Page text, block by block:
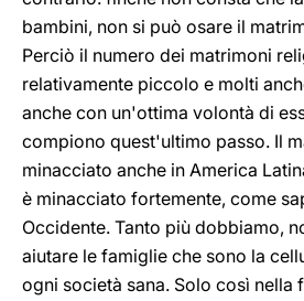
bambini, non si può osare il
Perciò il numero dei matrimoni
relativamente piccolo e molti
anche con un'ottima volontà di
compiono quest'ultimo passo. Il
minacciato anche in America
è minacciato fortemente, come
Occidente. Tanto più dobbiamo,
aiutare le famiglie che sono la
ogni società sana. Solo così nella